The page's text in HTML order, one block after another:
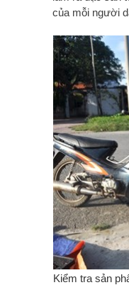
của mỗi người
Kiểm tra sản